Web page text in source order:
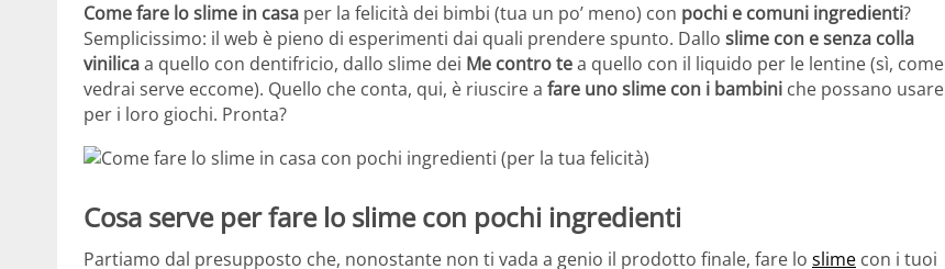
Come fare lo slime in casa per la felicità dei bimbi (tua un po’ meno) con pochi e comuni ingredienti?
Semplicissimo: il web è pieno di esperimenti dai quali prendere spunto. Dallo slime con e senza colla
vinilicaa quello con dentifricio, dallo slime dei Me contro tea quello con il liquido per le lentine (sì, come
vedrai serve eccome). Quello che conta, qui, è riuscire a fare uno slime con i bambini che possano usare
per i loro giochi. Pronta?
Cosa serve per fare lo slime con pochi ingredienti
Partiamo dal presupposto che, nonostante non ti vada a genio il prodotto finale, fare lo slime con i tuoi